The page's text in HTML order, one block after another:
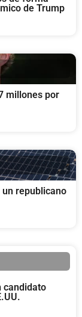
de Trump
millones por
republicano
candidato